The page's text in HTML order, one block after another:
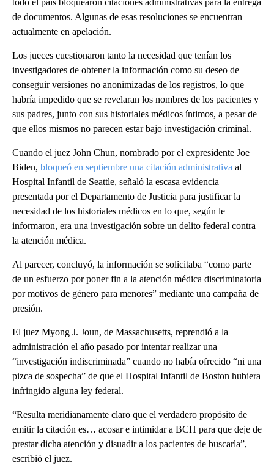
todo el país bloquearon citaciones administrativas para la entrega
de documentos. Algunas de esas resoluciones se encuentran
actualmente en apelación.
Los jueces cuestionaron tanto la necesidad que tenían los
investigadores de obtener la información como su deseo de
conseguir versiones no anonimizadas de los registros, lo que
habría impedido que se revelaran los nombres de los pacientes y
sus padres, junto con sus historiales médicos íntimos, a pesar de
que ellos mismos no parecen estar bajo investigación criminal.
Cuando el juez John Chun, nombrado por el expresidente Joe
Biden, bloqueó en septiembre una citación administrativa al
Hospital Infantil de Seattle, señaló la escasa evidencia
presentada por el Departamento de Justicia para justificar la
necesidad de los historiales médicos en lo que, según le
informaron, era una investigación sobre un delito federal contra
la atención médica.
Al parecer, concluyó, la información se solicitaba “como parte
de un esfuerzo por poner fin a la atención médica discriminatoria
por motivos de género para menores” mediante una campaña de
presión.
El juez Myong J. Joun, de Massachusetts, reprendió a la
administración el año pasado por intentar realizar una
“investigación indiscriminada” cuando no había ofrecido “ni una
pizca de sospecha” de que el Hospital Infantil de Boston hubiera
infringido alguna ley federal.
“Resulta meridianamente claro que el verdadero propósito de
emitir la citación es… acosar e intimidar a BCH para que deje de
prestar dicha atención y disuadir a los pacientes de buscarla”,
escribió el juez.